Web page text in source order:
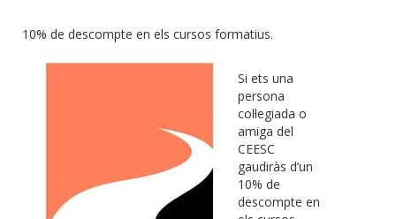
10% de descompte en els cursos formatius.
Si ets una
persona
col·legiada o
amiga del
CEESC
gaudiràs d’un
10% de
descompte en